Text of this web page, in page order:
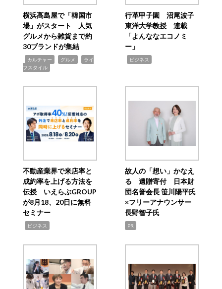
横浜高島屋で「韓国市
場」がスタート 人気
グルメから雑貨まで約
30ブランドが集結
カルチャー グルメ
ライ
フスタイル
行革甲子園 沼尾波子
東洋大学教授 連載
「よんななエコノミ
ー」
ビジネス
不動産業界で来店率と
成約率を上げる方法を
伝授 いえらぶGROUP
が8月18、20日に無料
セミナー
ビジネス
故人の「想い」かなえ
る 遺贈寄付 日本財
団名誉会長 笹川陽平氏
×フリーアナウンサー
長野智子氏
PR